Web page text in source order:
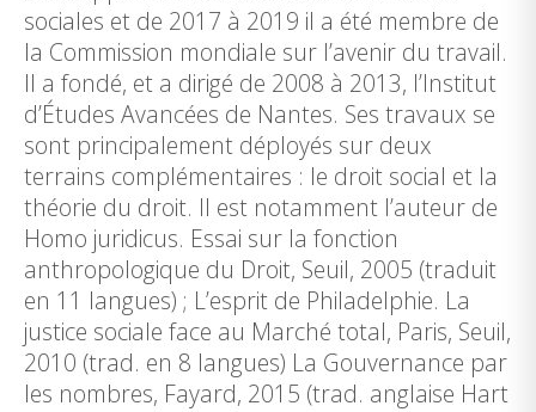
sociales et de 2017 à 2019 il a été membre de
la Commission mondiale sur l’avenir du travail.
Il a fondé, et a dirigé de 2008 à 2013, l’Institut
d’Études Avancées de Nantes. Ses travaux se
sont principalement déployés sur deux
terrains complémentaires : le droit social et la
théorie du droit. Il est notamment l’auteur de
Homo juridicus. Essai sur la fonction
anthropologique du Droit, Seuil, 2005 (traduit
en 11 langues) ; L’esprit de Philadelphie. La
justice sociale face au Marché total, Paris, Seuil,
2010 (trad. en 8 langues) La Gouvernance par
les nombres, Fayard, 2015 (trad. anglaise Hart